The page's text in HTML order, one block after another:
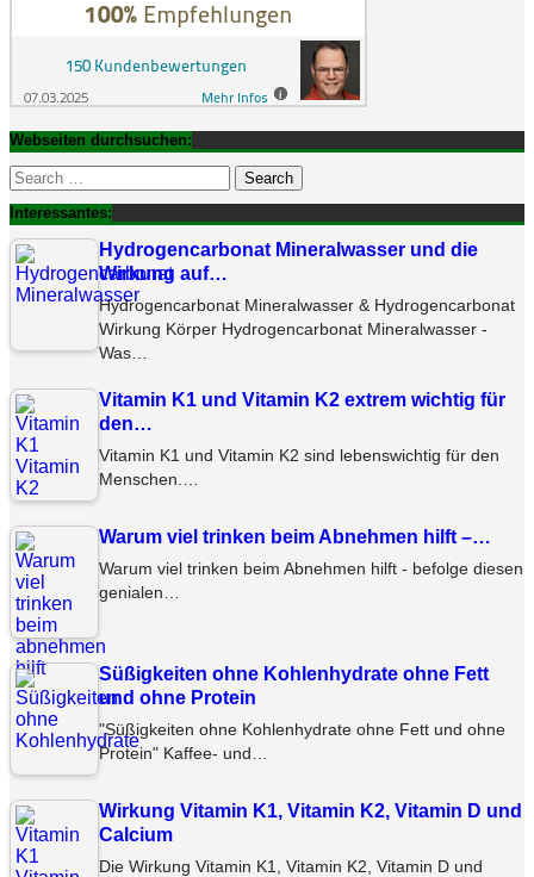
Webseiten durchsuchen:
Search
for:
Interessantes:
Hydrogencarbonat Mineralwasser und die
Wirkung auf…
Hydrogencarbonat Mineralwasser & Hydrogencarbonat
Wirkung Körper Hydrogencarbonat Mineralwasser -
Was…
Vitamin K1 und Vitamin K2 extrem wichtig für
den…
Vitamin K1 und Vitamin K2 sind lebenswichtig für den
Menschen.…
Warum viel trinken beim Abnehmen hilft –…
Warum viel trinken beim Abnehmen hilft - befolge diesen
genialen…
Süßigkeiten ohne Kohlenhydrate ohne Fett
und ohne Protein
"Süßigkeiten ohne Kohlenhydrate ohne Fett und ohne
Protein" Kaffee- und…
Wirkung Vitamin K1, Vitamin K2, Vitamin D und
Calcium
Die Wirkung Vitamin K1, Vitamin K2, Vitamin D und